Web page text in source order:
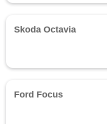
Skoda Octavia
Ford Focus